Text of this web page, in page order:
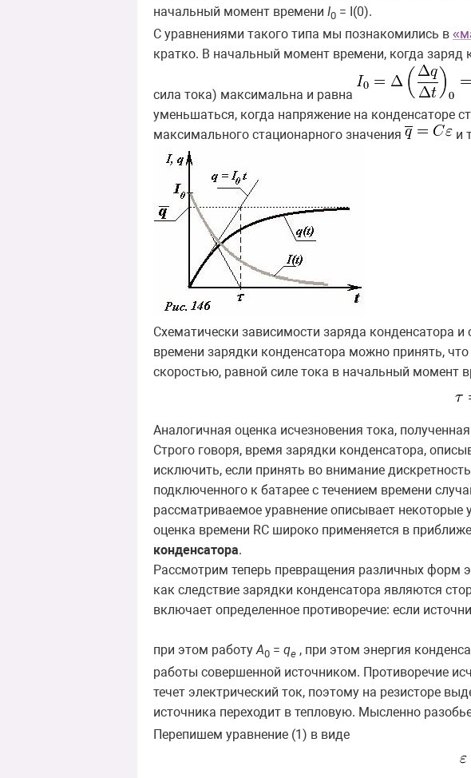
начальный момент времени I0 = I(0).
С уравнениями такого типа мы познакомились в
кратко. В начальный момент времени, когда заряд
сила тока) максимальна и равна
уменьшаться, когда напряжение на конденсаторе
максимального стационарного значения
и
Схематически зависимости заряда конденсатора
времени зарядки конденсатора можно принять,
скоростью, равной силе тока в начальный момент
Аналогичная оценка исчезновения тока,
Строго говоря, время зарядки конденсатора,
исключить, если принять во внимание
подключенного к батарее с течением времени
рассматриваемое уравнение описывает некоторые
оценка времени RC широко применяется в
конденсатора.
Рассмотрим теперь превращения различных форм
как следствие зарядки конденсатора являются
включает определенное противоречие: если
при этом работу A0 = qe , при этом энергия
работы совершенной источником. Противоречие
течет электрический ток, поэтому на резисторе
источника переходит в тепловую. Мысленно
Перепишем уравнение (1) в виде